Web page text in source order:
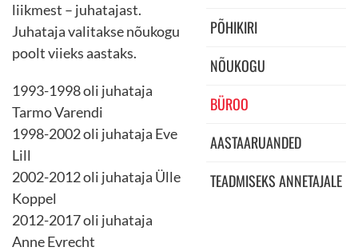
PÕHIKIRI
NÕUKOGU
BÜROO
AASTAARUANDED
TEADMISEKS ANNETAJALE
liikmest – juhatajast.
Juhataja valitakse nõukogu
poolt viieks aastaks.
1993-1998 oli juhataja
Tarmo Varendi
1998-2002 oli juhataja Eve
Lill
2002-2012 oli juhataja Ülle
Koppel
2012-2017 oli juhataja
Anne Evrecht